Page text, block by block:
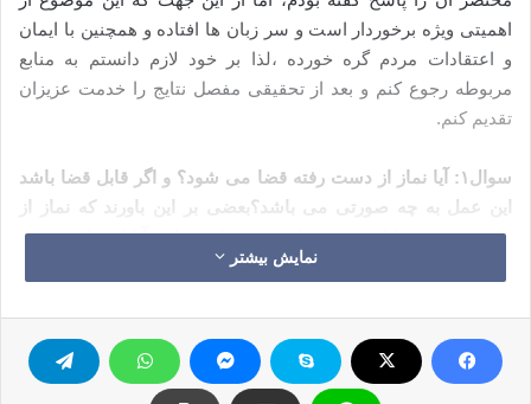
اهمیتی ویژه برخوردار است و سر زبان ها افتاده و همچنین با ایمان
و اعتقادات مردم گره خورده ،لذا بر خود لازم دانستم به منابع
مربوطه رجوع کنم و بعد از تحقیقی مفصل نتایج را خدمت عزیزان
تقدیم کنم.
سوال۱: آیا نماز از دست رفته قضا می شود؟ و اگر قابل قضا باشد
این عمل به چه صورتی می باشد؟بعضی بر این باورند که نماز از
دست رفته به دلیل تقدس نماز هیچ قضایی ندارد، آیا این باور صحیح
پاسخ: اکثریت قریب به اتفاق علمای چهار مذهب اهل سنت بر این
باورند که قضای نماز از دست رفته جایز است.
نمایش بیشتر